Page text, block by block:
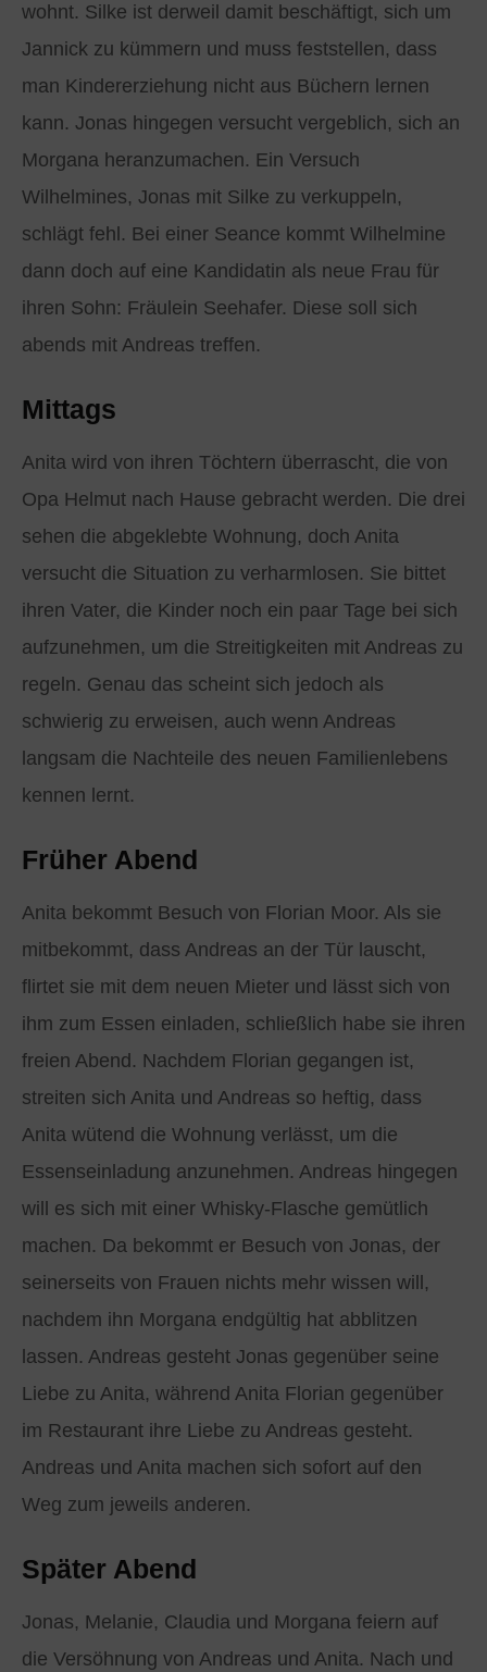
wohnt. Silke ist derweil damit beschäftigt, sich um
Jannick zu kümmern und muss feststellen, dass
man Kindererziehung nicht aus Büchern lernen
kann. Jonas hingegen versucht vergeblich, sich an
Morgana heranzumachen. Ein Versuch
Wilhelmines, Jonas mit Silke zu verkuppeln,
schlägt fehl. Bei einer Seance kommt Wilhelmine
dann doch auf eine Kandidatin als neue Frau für
ihren Sohn: Fräulein Seehafer. Diese soll sich
abends mit Andreas treffen.
Mittags
Anita wird von ihren Töchtern überrascht, die von
Opa Helmut nach Hause gebracht werden. Die drei
sehen die abgeklebte Wohnung, doch Anita
versucht die Situation zu verharmlosen. Sie bittet
ihren Vater, die Kinder noch ein paar Tage bei sich
aufzunehmen, um die Streitigkeiten mit Andreas zu
regeln. Genau das scheint sich jedoch als
schwierig zu erweisen, auch wenn Andreas
langsam die Nachteile des neuen Familienlebens
kennen lernt.
Früher Abend
Anita bekommt Besuch von Florian Moor. Als sie
mitbekommt, dass Andreas an der Tür lauscht,
flirtet sie mit dem neuen Mieter und lässt sich von
ihm zum Essen einladen, schließlich habe sie ihren
freien Abend. Nachdem Florian gegangen ist,
streiten sich Anita und Andreas so heftig, dass
Anita wütend die Wohnung verlässt, um die
Essenseinladung anzunehmen. Andreas hingegen
will es sich mit einer Whisky-Flasche gemütlich
machen. Da bekommt er Besuch von Jonas, der
seinerseits von Frauen nichts mehr wissen will,
nachdem ihn Morgana endgültig hat abblitzen
lassen. Andreas gesteht Jonas gegenüber seine
Liebe zu Anita, während Anita Florian gegenüber
im Restaurant ihre Liebe zu Andreas gesteht.
Andreas und Anita machen sich sofort auf den
Weg zum jeweils anderen.
Später Abend
Jonas, Melanie, Claudia und Morgana feiern auf
die Versöhnung von Andreas und Anita. Nach und